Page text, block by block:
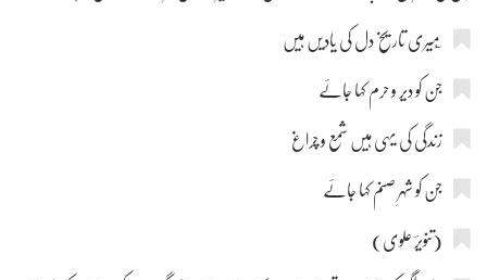
جن کو دیر و حرم کہا جائے
زندگی کی یہی ہیں شمع و چراغ
جن کو شہرِ صنم کہا جائے
(تنویرؔ علوی)